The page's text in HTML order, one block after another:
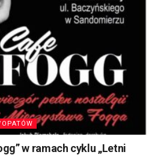
w ramach cyklu „Letni